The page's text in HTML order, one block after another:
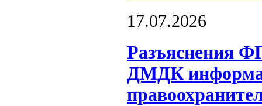
17.07.2026
Разъяснения
ДМДК